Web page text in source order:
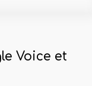
Voice et